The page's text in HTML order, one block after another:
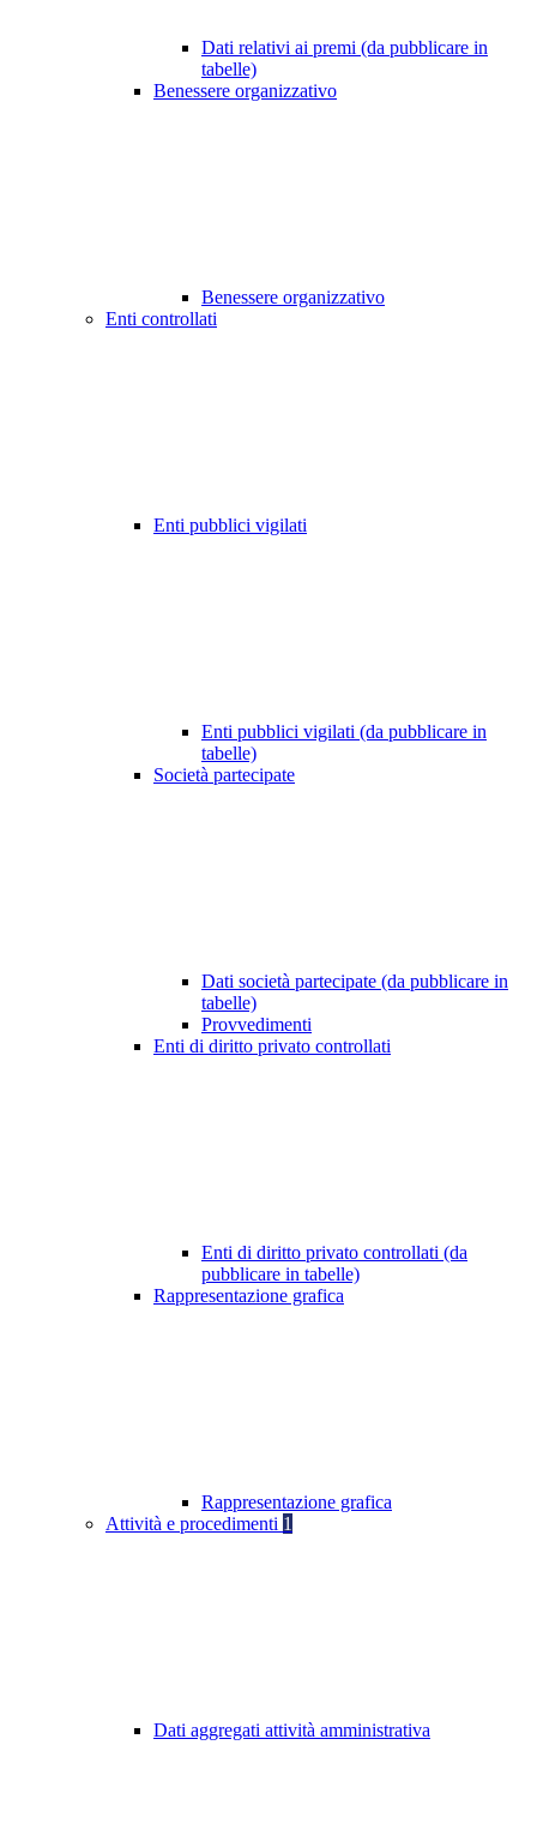
Dati relativi ai premi (da pubblicare in
tabelle)
Benessere organizzativo
Benessere organizzativo
Enti controllati
Enti pubblici vigilati
Enti pubblici vigilati (da pubblicare in
tabelle)
Società partecipate
Dati società partecipate (da pubblicare in
tabelle)
Provvedimenti
Enti di diritto privato controllati
Enti di diritto privato controllati (da
pubblicare in tabelle)
Rappresentazione grafica
Rappresentazione grafica
Attività e procedimenti 1
Dati aggregati attività amministrativa